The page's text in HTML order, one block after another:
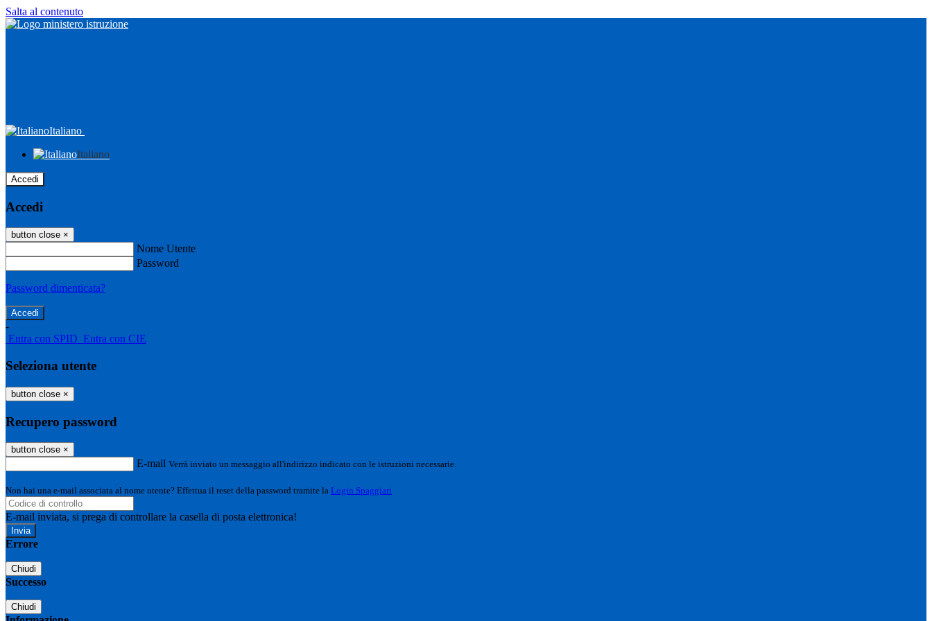
Salta al contenuto
Italiano
Italiano
Accedi
Accedi
button close ×
Nome Utente
Password
Password dimenticata?
-
Entra con SPID Entra con CIE
Seleziona utente
button close ×
Recupero password
button close ×
E-mail Verrà inviato un messaggio all'indirizzo indicato con le istruzioni necessarie.
Non hai una e-mail associata al nome utente? Effettua il reset della password tramite la Login Spaggiari
E-mail inviata, si prega di controllare la casella di posta elettronica!
Errore
Chiudi
Successo
Chiudi